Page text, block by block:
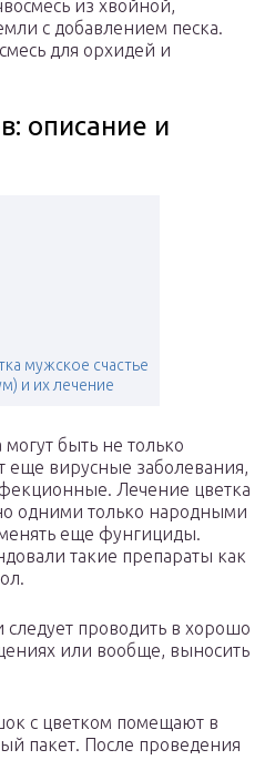
из хвойной,
с добавлением песка.
для орхидей и
описание и
мужское счастье
и их лечение
быть не только
еще вирусные заболевания,
Лечение цветка
одними только народными
еще фунгициды.
такие препараты как
следует проводить в хорошо
или вообще, выносить
с цветком помещают в
пакет. После проведения